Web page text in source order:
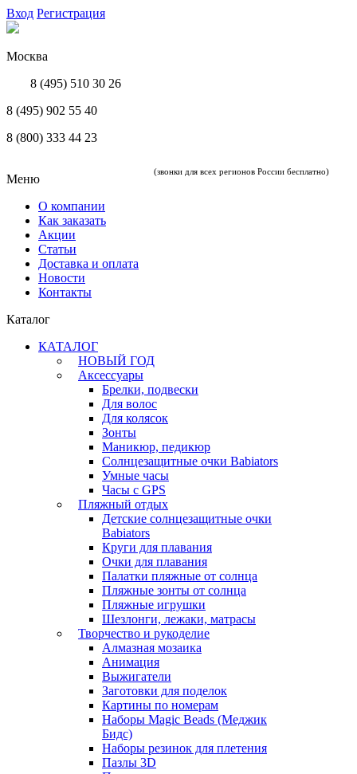
Вход Регистрация
Москва
8 (495) 510 30 26
8 (495) 902 55 40
8 (800) 333 44 23
(звонки для всех регионов России бесплатно)
Меню
О компании
Как заказать
Акции
Статьи
Доставка и оплата
Новости
Контакты
Каталог
КАТАЛОГ
НОВЫЙ ГОД
Аксессуары
Брелки, подвески
Для волос
Для колясок
Зонты
Маникюр, педикюр
Солнцезащитные очки Babiators
Умные часы
Часы с GPS
Пляжный отдых
Детские солнцезащитные очки
Babiators
Круги для плавания
Очки для плавания
Палатки пляжные от солнца
Пляжные зонты от солнца
Пляжные игрушки
Шезлонги, лежаки, матрасы
Творчество и рукоделие
Алмазная мозаика
Анимация
Выжигатели
Заготовки для поделок
Картины по номерам
Наборы Magic Beads (Меджик
Бидс)
Наборы резинок для плетения
Пазлы 3D